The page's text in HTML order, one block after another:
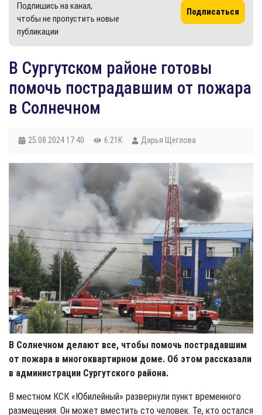
Подпишись на канал,
чтобы не пропустить новые
публикации
Подписаться
В Сургутском районе готовы
помочь пострадавшим от пожара
в Солнечном
25.08.2024 17:40 6.21K Дарья Щеглова
В Солнечном делают все, чтобы помочь пострадавшим
от пожара в многоквартирном доме. Об этом рассказали
в администрации Сургутского района.
В местном КСК «Юбилейный» развернули пункт временного
размещения. Он может вместить сто человек. Те, кто остался